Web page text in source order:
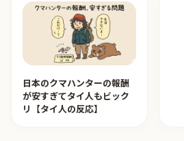
日本のクマハンターの報酬
が安すぎてタイ人もビック
リ【タイ人の反応】